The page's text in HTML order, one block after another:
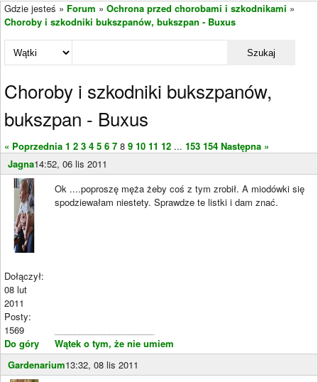
Gdzie jesteś » Forum » Ochrona przed chorobami i szkodnikami »
Choroby i szkodniki bukszpanów, bukszpan - Buxus
Szukaj
Choroby i szkodniki bukszpanów,
bukszpan - Buxus
« Poprzednia 1 2 3 4 5 6 7 8 9 10 11 12 ... 153 154 Następna »
Jagna14:52, 06 lis 2011
Dołączył:
08 lut
2011
Posty:
1569
Do góry
Ok ....poproszę męża żeby coś z tym zrobił. A miodówki się
spodziewałam niestety. Sprawdze te listki i dam znać.
Wątek o tym, że nie umiem
Gardenarium13:32, 08 lis 2011